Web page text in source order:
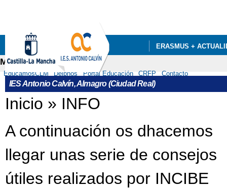
ERASMUS +
Menú secundario
EducamosCLM Delphos Portal Educación CRFP Contacto
IES Antonio Calvín, Almagro (Ciudad Real)
Se encuentra usted aquí
Inicio » INFO
A continuación os dhacemos
llegar unas serie de consejos
útiles realizados por INCIBE